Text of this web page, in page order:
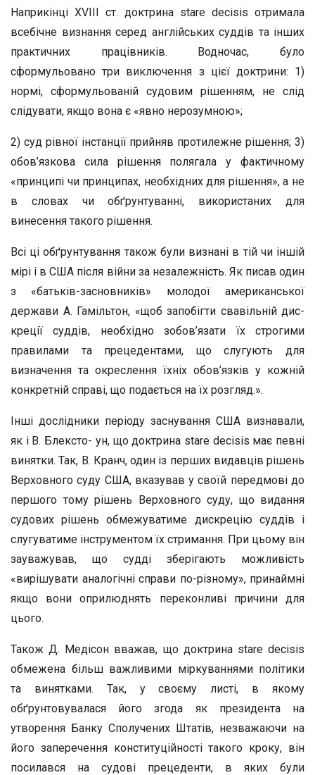
Наприкінці XVIII ст. доктрина stare decisis отримала
всебічне визнання серед англійських суддів та інших
практичних працівників. Водночас, було
сформульовано три виключення з цієї доктрини: 1)
нормі, сформульованій судовим рішенням, не слід
слідувати, якщо вона є «явно нерозумною»;
2) суд рівної інстанції прийняв протилежне рішення; 3)
обов’язкова сила рішення полягала у фактичному
«принципі чи принципах, необхідних для рішення», а не
в словах чи обґрунтуванні, використаних для
винесення такого рішення.
Всі ці обґрунтування також були визнані в тій чи іншій
мірі і в США після війни за незалежність. Як писав один
з «батьків-засновників» молодої американської
держави А. Гамільтон, «щоб запобігти свавільній дис-
креції суддів, необхідно зобов’язати їх строгими
правилами та прецедентами, що слугують для
визначення та окреслення їхніх обов’язків у кожній
конкретній справі, що подається на їх розгляд.».
Інші дослідники періоду заснування США визнавали,
як і В. Блексто- ун, що доктрина stare decisis має певні
винятки. Так, В. Кранч, один із перших видавців рішень
Верховного суду США, вказував у своїй передмові до
першого тому рішень Верховного суду, що видання
судових рішень обмежуватиме дискрецію суддів і
слугуватиме інструментом їх стримання. При цьому він
зауважував, що судді зберігають можливість
«вирішувати аналогічні справи по-різному», принаймні
якщо вони оприлюднять переконливі причини для
цього.
Також Д. Медісон вважав, що доктрина stare decisis
обмежена більш важливими міркуваннями політики
та винятками. Так, у своєму листі, в якому
обґрунтовувалася його згода як президента на
утворення Банку Сполучених Штатів, незважаючи на
його заперечення конституційності такого кроку, він
посилався на судові прецеденти, в яких були